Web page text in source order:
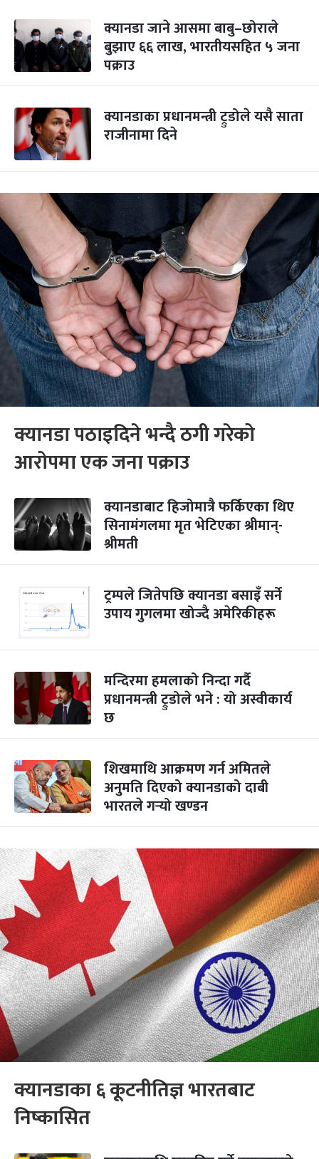
क्यानडा जाने आसमा बाबु–छोराले
बुझाए ६६ लाख, भारतीयसहित ५ जना
पक्राउ
क्यानडाका प्रधानमन्त्री ट्रुडोले यसै साता
राजीनामा दिने
क्यानडा पठाइदिने भन्दै ठगी गरेको
आरोपमा एक जना पक्राउ
क्यानडाबाट हिजोमात्रै फर्किएका थिए
सिनामंगलमा मृत भेटिएका श्रीमान्-
श्रीमती
ट्रम्पले जितेपछि क्यानडा बसाइँ सर्ने
उपाय गुगलमा खोज्दै अमेरिकीहरू
मन्दिरमा हमलाको निन्दा गर्दै
प्रधानमन्त्री ट्रुडोले भने : यो अस्वीकार्य
छ
शिखमाथि आक्रमण गर्न अमितले
अनुमति दिएको क्यानडाको दाबी
भारतले गर्‍यो खण्डन
क्यानडाका ६ कूटनीतिज्ञ भारतबाट
निष्कासित